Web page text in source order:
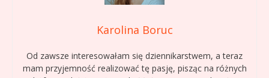
Karolina Boruc
Od zawsze interesowałam się dziennikarstwem, a teraz
mam przyjemność realizować tę pasję, pisząc na różnych